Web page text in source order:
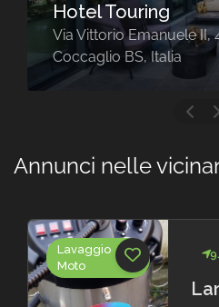
Hotel Touring
Via Vittorio Emanuele II,
Coccaglio BS, Italia
Annunci nelle
Lavaggio
Moto